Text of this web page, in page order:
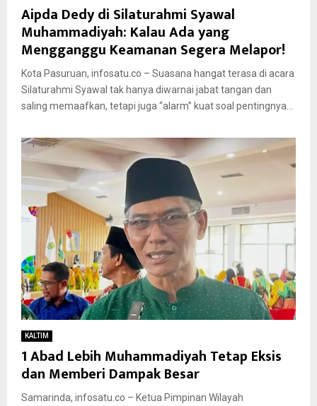
Aipda Dedy di Silaturahmi Syawal
Muhammadiyah: Kalau Ada yang
Mengganggu Keamanan Segera Melapor!
Kota Pasuruan, infosatu.co – Suasana hangat terasa di acara
Silaturahmi Syawal tak hanya diwarnai jabat tangan dan
saling memaafkan, tetapi juga “alarm” kuat soal pentingnya...
KALTIM
1 Abad Lebih Muhammadiyah Tetap Eksis
dan Memberi Dampak Besar
Samarinda, infosatu.co – Ketua Pimpinan Wilayah